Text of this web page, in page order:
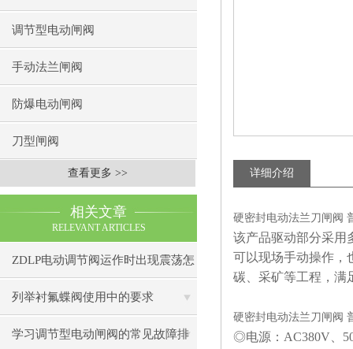
调节型电动闸阀
手动法兰闸阀
防爆电动闸阀
刀型闸阀
查看更多 >>
相关文章
RELEVANT ARTICLES
ZDLP电动调节阀运作时出现震荡怎
么办？
列举衬氟蝶阀使用中的要求
学习调节型电动闸阀的常见故障排
详细介绍
硬密封电动法兰刀闸阀
该产品驱动部分采用
可以现场手动操作，
碳、采矿等工程，满
硬密封电动法兰刀闸阀
◎电源：AC380V、